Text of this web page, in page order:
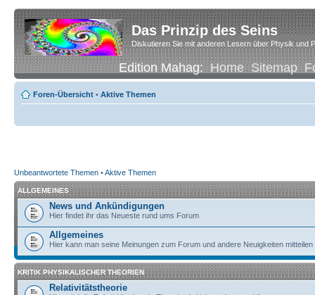
Das Prinzip des Seins
Diskutieren Sie mit anderen Lesern über Physik und
Edition Mahag:Home Sitemap
Foren-Übersicht • Aktive Themen
Unbeantwortete Themen •Aktive Themen
ALLGEMEINES
News und Ankündigungen
Hier findet ihr das Neueste rund ums Forum
Allgemeines
Hier kann man seine Meinungen zum Forum und andere Neuigkeiten mitteilen
KRITIK PHYSIKALISCHER THEORIEN
Relativitätstheorie